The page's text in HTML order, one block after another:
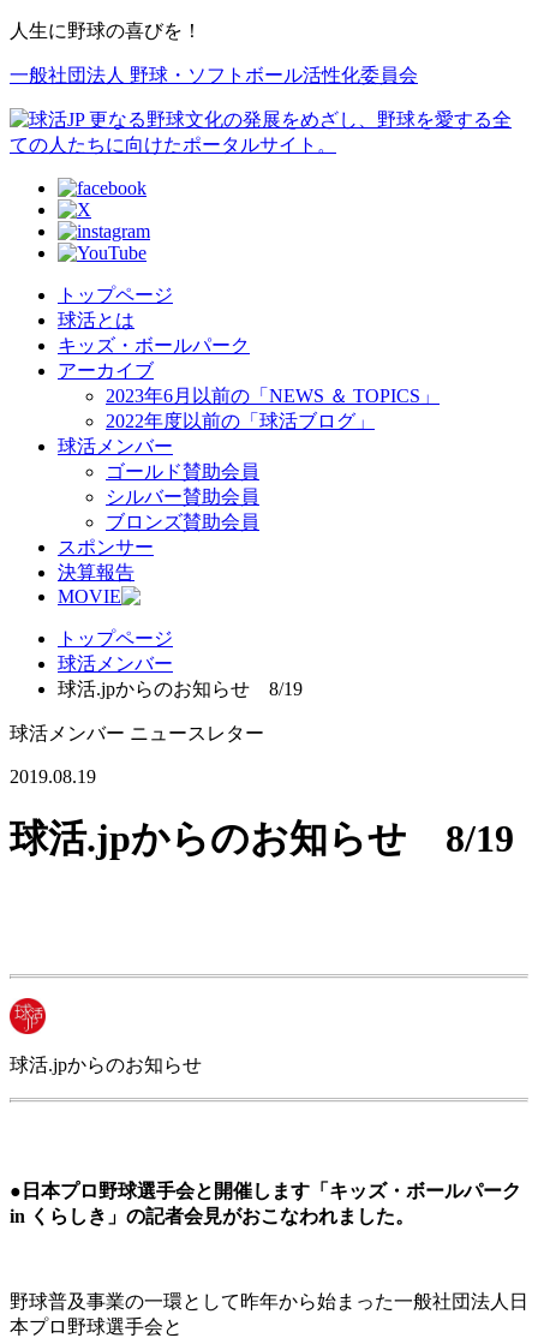
人生に野球の喜びを！
一般社団法人 野球・ソフトボール活性化委員会
トップページ
球活とは
キッズ・ボールパーク
アーカイブ
2023年6月以前の「NEWS ＆ TOPICS」
2022年度以前の「球活ブログ」
球活メンバー
ゴールド賛助会員
シルバー賛助会員
ブロンズ賛助会員
スポンサー
決算報告
MOVIE
トップページ
球活メンバー
球活.jpからのお知らせ 8/19
球活メンバー ニュースレター
2019.08.19
球活.jpからのお知らせ 8/19
球活.jpからのお知らせ
●日本プロ野球選手会と開催します「キッズ・ボールパーク
in くらしき」の記者会見がおこなわれました。
野球普及事業の一環として昨年から始まった一般社団法人日
本プロ野球選手会と